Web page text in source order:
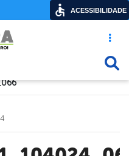
Acesso
ACESSIBILIDADE